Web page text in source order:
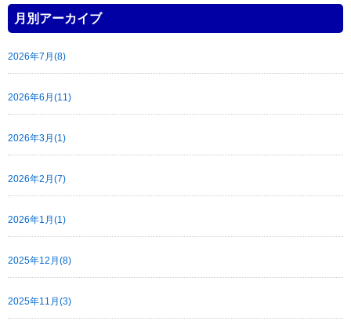
月別アーカイブ
2026年7月(8)
2026年6月(11)
2026年3月(1)
2026年2月(7)
2026年1月(1)
2025年12月(8)
2025年11月(3)